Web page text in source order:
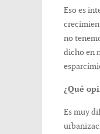
Eso es
no
dicho en
¿Qué
Es muy